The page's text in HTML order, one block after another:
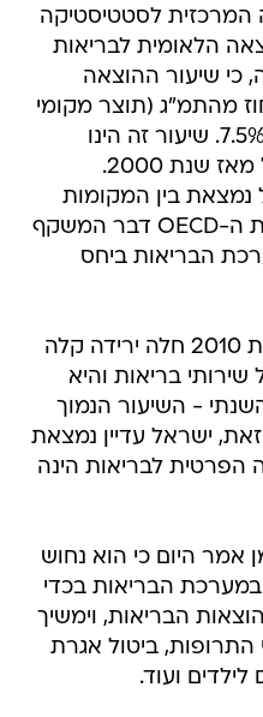
עולה, כי שיעור ההוצאה
מהתמ"ג (תוצר מקומי
גולמי) בישראל ועומדת על 7.5%. שיעור זה הינו
הנמוך ביותר שהיה בישראל מאז שנת 2000.
נמצאת בין המקומות
הנמוכים ביותר בקרב מדינות ה-OECD דבר המשקף
הבריאות ביחס
מהשכר השנתי - השיעור הנמוך
שנת 2004. עם זאת, ישראל עדיין נמצאת
לבריאות הינה
אמר היום כי הוא נחוש
הבריאות, וימשיך
ביטול אגרת
ועוד.
גמזו, אמר בנושא,